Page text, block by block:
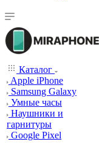
Каталог
Apple iPhone
Samsung Galaxy
Умные часы
Наушники и
гарнитуры
Google Pixel